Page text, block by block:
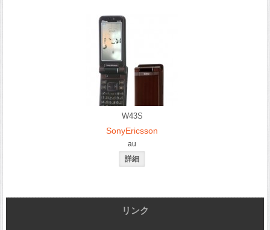
W43S
SonyEricsson
au
リンク